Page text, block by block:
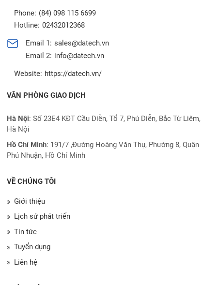
Phone: (84) 098 115 6699
Hotline: 02432012368
Email 1: sales@datech.vn
Email 2: info@datech.vn
Website: https://datech.vn/
VĂN PHÒNG GIAO DỊCH
Hà Nội: Số 23E4 KĐT Cầu Diễn, Tổ 7, Phú Diễn, Bắc Từ Liêm,
Hà Nội
Hồ Chí Minh: 191/7 ,Đường Hoàng Văn Thụ, Phường 8, Quận
Phú Nhuận, Hồ Chí Minh
VỀ CHÚNG TÔI
Giới thiệu
Lịch sử phát triển
Tin tức
Tuyển dụng
Liên hệ